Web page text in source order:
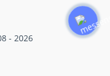
- 2026